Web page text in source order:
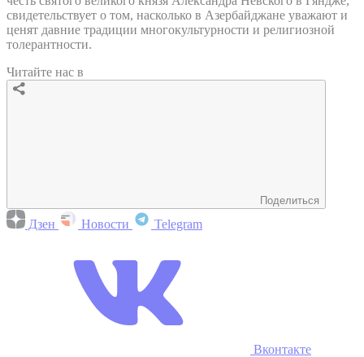
свидетельствует о том, насколько в Азербайджане уважают и
ценят давние традиции многокультурности и религиозной
толерантности.
Читайте нас в
Поделиться
Дзен Новости Telegram
Вконтакте